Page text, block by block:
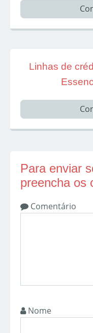
Linhas de
Para enviar
preencha os
Comentário
Nome